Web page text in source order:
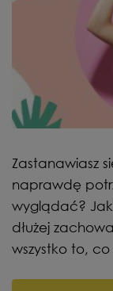
Zastanawiasz
naprawdę
wyglądać?
dłużej
wszystko to,